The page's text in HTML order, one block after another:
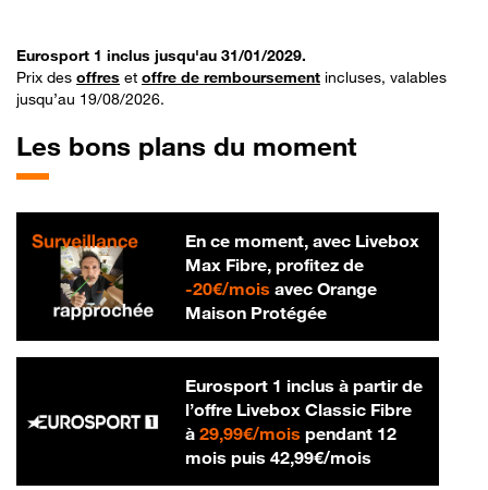
Eurosport 1 inclus jusqu'au 31/01/2029.
Prix des offres et offre de remboursement incluses, valables
jusqu’au 19/08/2026.
Les bons plans du moment
En ce moment, avec Livebox
Max Fibre, profitez de
-20€/mois20 € par mois
avec Orange
Maison Protégée
Eurosport 1 inclus à partir de
l’offre Livebox Classic Fibre
à 29,99€/mois29,99 € par mois
pendant 12
mois puis 42,99€/mois42,99 € par